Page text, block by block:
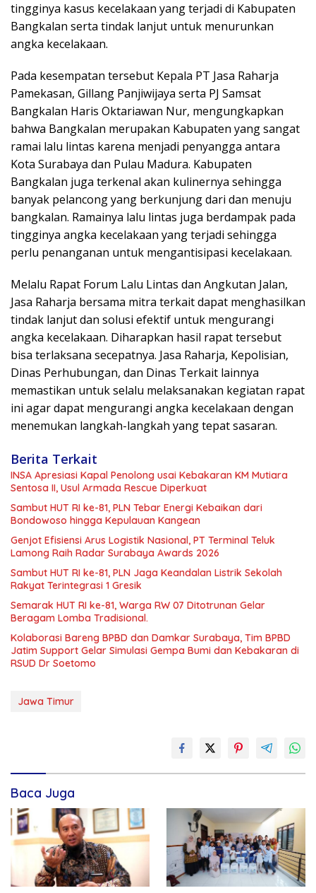
tingginya kasus kecelakaan yang terjadi di Kabupaten
Bangkalan serta tindak lanjut untuk menurunkan
angka kecelakaan.
Pada kesempatan tersebut Kepala PT Jasa Raharja
Pamekasan, Gillang Panjiwijaya serta PJ Samsat
Bangkalan Haris Oktariawan Nur, mengungkapkan
bahwa Bangkalan merupakan Kabupaten yang sangat
ramai lalu lintas karena menjadi penyangga antara
Kota Surabaya dan Pulau Madura. Kabupaten
Bangkalan juga terkenal akan kulinernya sehingga
banyak pelancong yang berkunjung dari dan menuju
bangkalan. Ramainya lalu lintas juga berdampak pada
tingginya angka kecelakaan yang terjadi sehingga
perlu penanganan untuk mengantisipasi kecelakaan.
Melalu Rapat Forum Lalu Lintas dan Angkutan Jalan,
Jasa Raharja bersama mitra terkait dapat menghasilkan
tindak lanjut dan solusi efektif untuk mengurangi
angka kecelakaan. Diharapkan hasil rapat tersebut
bisa terlaksana secepatnya. Jasa Raharja, Kepolisian,
Dinas Perhubungan, dan Dinas Terkait lainnya
memastikan untuk selalu melaksanakan kegiatan rapat
ini agar dapat mengurangi angka kecelakaan dengan
menemukan langkah-langkah yang tepat sasaran.
Berita Terkait
INSA Apresiasi Kapal Penolong usai Kebakaran KM Mutiara
Sentosa II, Usul Armada Rescue Diperkuat
Sambut HUT RI ke-81, PLN Tebar Energi Kebaikan dari
Bondowoso hingga Kepulauan Kangean
Genjot Efisiensi Arus Logistik Nasional, PT Terminal Teluk
Lamong Raih Radar Surabaya Awards 2026
Sambut HUT RI ke-81, PLN Jaga Keandalan Listrik Sekolah
Rakyat Terintegrasi 1 Gresik
Semarak HUT RI ke-81, Warga RW 07 Ditotrunan Gelar
Beragam Lomba Tradisional.
Kolaborasi Bareng BPBD dan Damkar Surabaya, Tim BPBD
Jatim Support Gelar Simulasi Gempa Bumi dan Kebakaran di
RSUD Dr Soetomo
Jawa Timur
Baca Juga